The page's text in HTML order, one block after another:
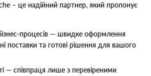
– це надійний партнер, який пропонує
процесів — швидке оформлення
поставки та готові рішення для вашого
— співпраця лише з перевіреними